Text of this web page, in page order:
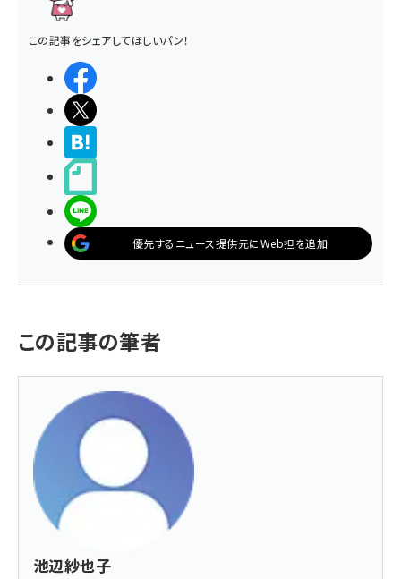
この記事をシェアしてほしいパン！
優先するニュース提供元にWeb担を追加
この記事の筆者
池辺紗也子